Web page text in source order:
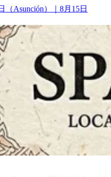
Asunción）
8月15日